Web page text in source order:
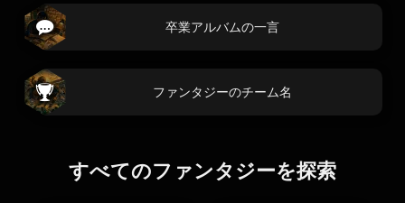
卒業アルバムの一言
ファンタジーのチーム名
すべてのファンタジーを探索